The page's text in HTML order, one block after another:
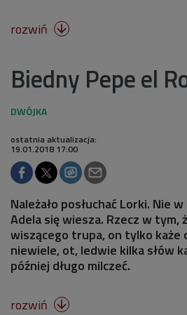
rozwiń 
Biedny Pepe el
ostatnia aktualizacja:
19.01.2018 17:00
Należało posłuchać Lorki. Nie
Adela się wiesza. Rzecz w tym,
wiszącego trupa, on tylko każe
niewiele, ot, ledwie kilka słów
później długo milczeć.
rozwiń 